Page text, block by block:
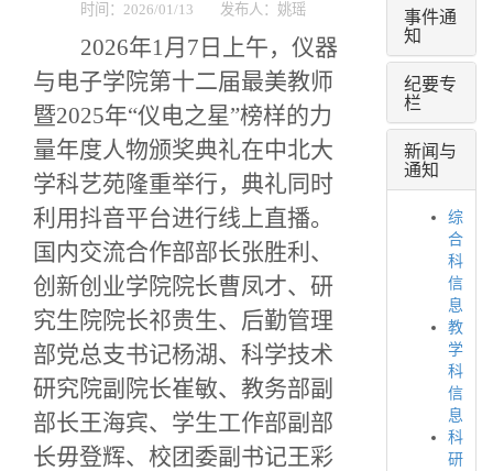
时间：2026/01/13 发布人：姚瑶
2026年1月7日上午， 仪器
与电子学院第十二届最美教师
暨2025年“仪电之星”榜样的力
量年度人物颁奖典礼在中北大
学科艺苑隆重举行，典礼同时
利用抖音平台进行线上直播。
国内交流合作部部长张胜利、
创新创业学院院长曹凤才、研
究生院院长祁贵生、后勤管理
部党总支书记杨湖、科学技术
研究院副院长崔敏、教务部副
部长王海宾、学生工作部副部
长毋登辉、校团委副书记王彩
事件通
知
纪要专
栏
新闻与
通知
综
合
科
信
息
教
学
科
信
息
科
研